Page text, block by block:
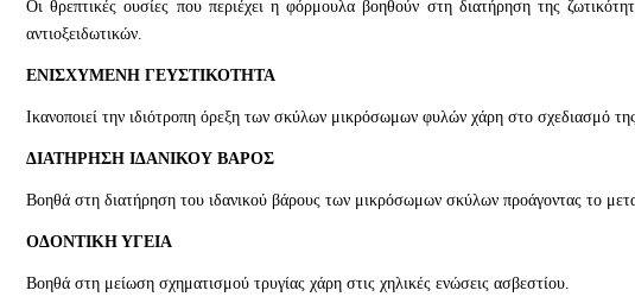
Οι θρεπτικές ουσίες που περιέχει η φόρμουλα βοηθούν στη διατήρηση της
αντιοξειδωτικών.
ΕΝΙΣΧΥΜΕΝΗ ΓΕΥΣΤΙΚΟΤΗΤΑ
Ικανοποιεί την ιδιότροπη όρεξη των σκύλων μικρόσωμων φυλών χάρη στο σχεδιασμό
ΔΙΑΤΗΡΗΣΗ ΙΔΑΝΙΚΟΥ ΒΑΡΟΣ
Βοηθά στη διατήρηση του ιδανικού βάρους των μικρόσωμων σκύλων προάγοντας το
ΟΔΟΝΤΙΚΗ ΥΓΕΙΑ
Βοηθά στη μείωση σχηματισμού τρυγίας χάρη στις χηλικές ενώσεις ασβεστίου.